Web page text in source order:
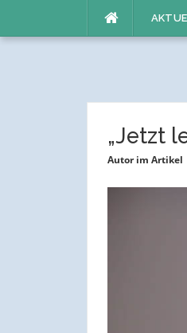
„Jetzt
Autor im Artikel